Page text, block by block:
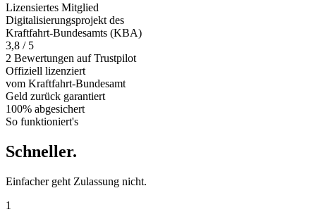
Lizensiertes Mitglied
Digitalisierungsprojekt des
Kraftfahrt-Bundesamts (KBA)
3,8 / 5
2 Bewertungen auf Trustpilot
Offiziell lizenziert
vom Kraftfahrt-Bundesamt
Geld zurück garantiert
100% abgesichert
So funktioniert's
Schneller.
Einfacher geht Zulassung nicht.
1